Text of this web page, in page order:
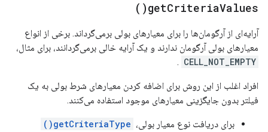
getCriteriaValues(
)
آرایه‌ای از آرگومان‌ها را برای معیارهای بولی برمی‌گرداند. برخی از انواع
معیارهای بولی آرگومان ندارند و یک آرایه خالی برمی‌گردانند، برای مثال،
CELL_NOT_EMPTY
.
افراد اغلب از این روش برای اضافه کردن معیارهای شرط بولی به یک
فیلتر بدون جایگزینی معیارهای موجود استفاده می‌کنند.
برای دریافت نوع معیار بولی، getCriteriaType()